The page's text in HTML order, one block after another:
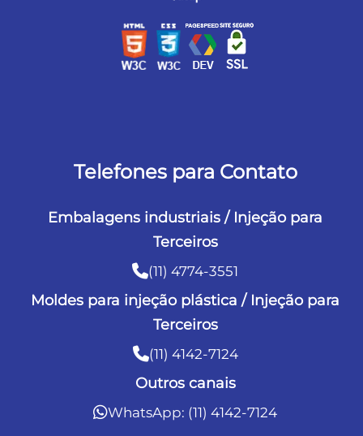
Telefones para Contato
Embalagens industriais / Injeção para
Terceiros
(11) 4774-3551
Moldes para injeção plástica / Injeção para
Terceiros
(11) 4142-7124
Outros canais
WhatsApp: (11) 4142-7124